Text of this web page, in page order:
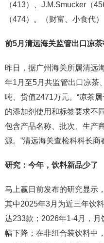
（413）、J.M.Smucker（
（474）。（财富、小食代）
前5月清远海关监管出口凉
昨日，据广州海关所属清远
年1月至5月共监管出口凉茶
吨、货值2471万元。“凉茶
的添加剂使用和标签要求不
包含产品名称、批次、生产
源。”清远海关查检科科长商
研究： 今年，饮料新品少了
马上赢日前发布的研究显示
其中2025年3月为近三年饮
达233款；2026年1-4月，
幅下降；在非组合装饮料中